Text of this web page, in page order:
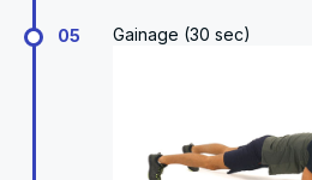
05 Gainage (30 sec)